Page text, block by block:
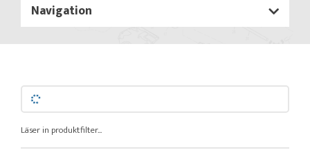
Navigation
Läser in produktfilter...